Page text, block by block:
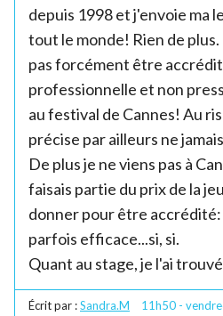
depuis 1998 et j'envoie ma
tout le monde! Rien de
pas forcément être
professionnelle et non
au festival de Cannes! Au
précise par ailleurs ne
De plus je ne viens pas à
faisais partie du prix de la
donner pour être
parfois efficace...si, si.
Quant au stage, je l'ai
Écrit par :Sandra.M 11h50 -